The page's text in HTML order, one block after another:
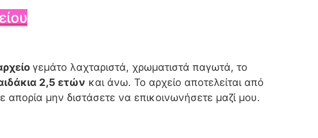
γεμάτο λαχταριστά, χρωματιστά παγωτά, το
2,5 ετών και άνω. Το αρχείο αποτελείται από
απορία μην διστάσετε να επικοινωνήσετε μαζί μου.